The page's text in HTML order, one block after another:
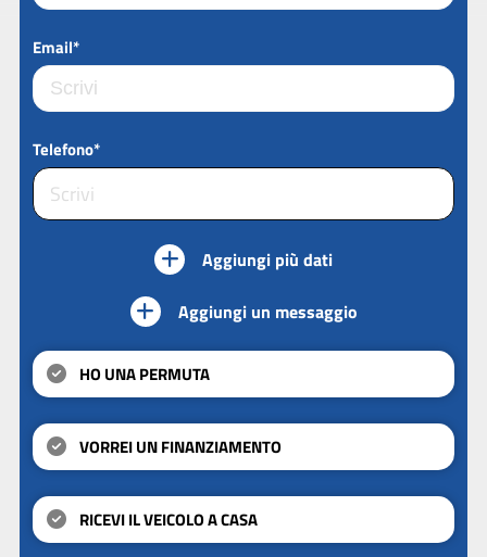
Email*
Telefono*
Aggiungi più dati
Aggiungi un messaggio
HO UNA PERMUTA
VORREI UN FINANZIAMENTO
RICEVI IL VEICOLO A CASA